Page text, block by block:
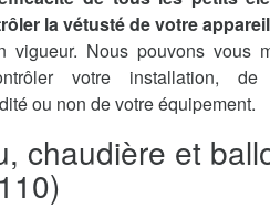
la vétusté de votre appareil
Nous pouvons vous
votre installation,
ou non de votre équipement.
chaudière et